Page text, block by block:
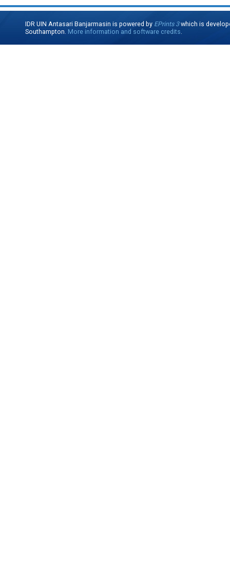
IDR UIN Antasari Banjarmasin is powered by EPrints 3which is
Southampton. More information and software credits.